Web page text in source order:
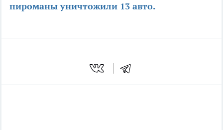
пироманы уничтожили 13 авто.